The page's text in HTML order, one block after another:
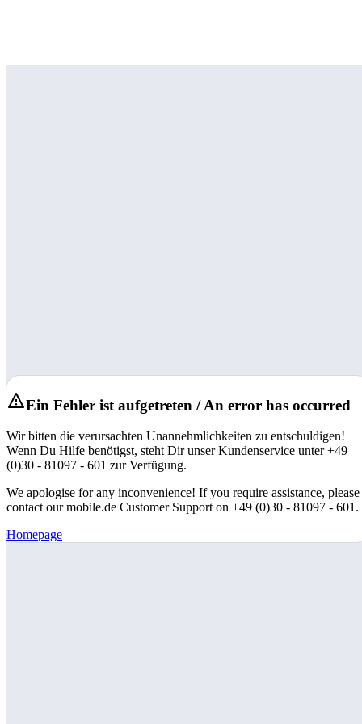
Ein Fehler ist aufgetreten / An error has occurred
Wir bitten die verursachten Unannehmlichkeiten zu entschuldigen!
Wenn Du Hilfe benötigst, steht Dir unser Kundenservice unter +49
(0)30 - 81097 - 601 zur Verfügung.
We apologise for any inconvenience! If you require assistance, please
contact our mobile.de Customer Support on +49 (0)30 - 81097 - 601.
Homepage